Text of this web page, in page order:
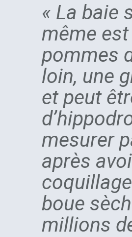
« La baie
même
pommes
loin, une
et peut
mesurer
après
boue
millions